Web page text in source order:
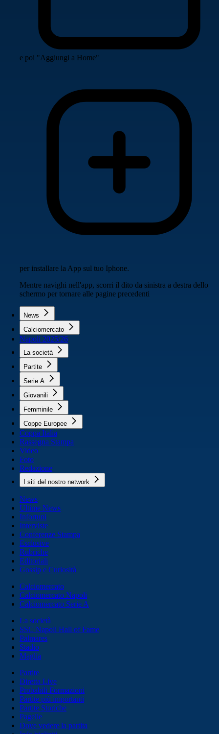
e poi "Aggiungi a Home"
per installare la App sul tuo Iphone.
Mentre navighi nell'app, scorri il dito da sinistra a destra dello
schermo per tornare alle pagine precedenti
News
Calciomercato
Napoli 2025/26
La società
Partite
Serie A
Giovanili
Femminile
Coppe Europee
Coppa Italia
Rassegna Stampa
Video
Foto
Redazione
I siti del nostro network
News
Ultime News
Infortuni
Interviste
Conferenze Stampa
Esclusive
Rubriche
Editoriali
Gossip e Curiosità
Calciomercato
Calciomercato Napoli
Calciomercato Serie A
La società
SSC Napoli Hall of Fame
Palmares
Stadio
Maglia
Partite
Diretta Live
Probabili Formazioni
Partite più importanti
Partite Storiche
Pagelle
Dove vedere la partita